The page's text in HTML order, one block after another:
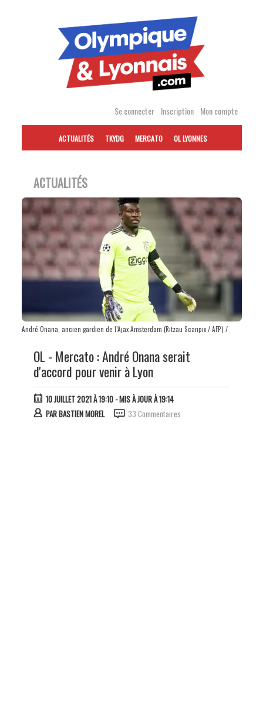
Se connecter Inscription Mon compte
ACTUALITÉS TKYDG MERCATO OL LYONNES
ACTUALITÉS
André Onana, ancien gardien de l’Ajax Amsterdam (Ritzau Scanpix / AFP) /
OL - Mercato : André Onana serait
d'accord pour venir à Lyon
10 JUILLET 2021 À 19:10- MIS À JOUR À 19:14
PARBASTIEN MOREL 33 Commentaires